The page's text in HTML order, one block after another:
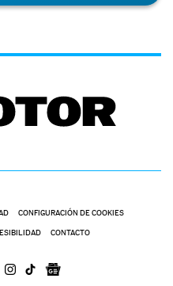
CONFIGURACIÓN DE COOKIES
CONTACTO